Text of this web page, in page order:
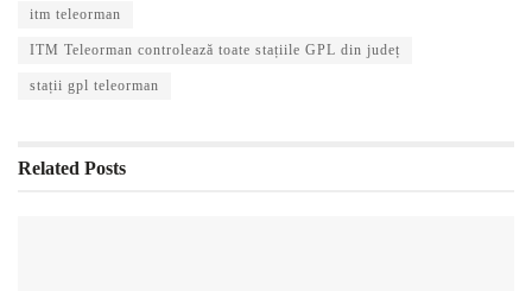
itm teleorman
ITM Teleorman controlează toate stațiile GPL din județ
stații gpl teleorman
Related Posts